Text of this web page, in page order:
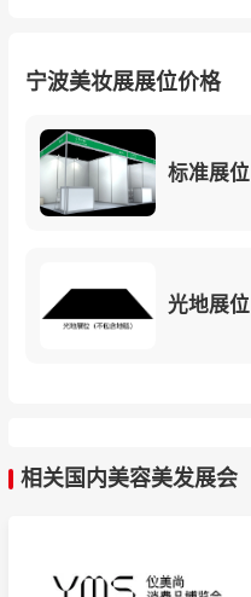
宁波美妆展展位价格
标准展位
光地展位
相关国内美容美发展会